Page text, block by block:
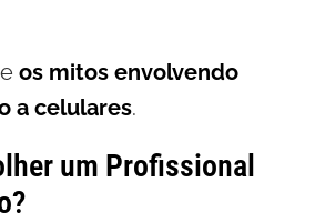
os mitos envolvendo
a celulares.
um Profissional